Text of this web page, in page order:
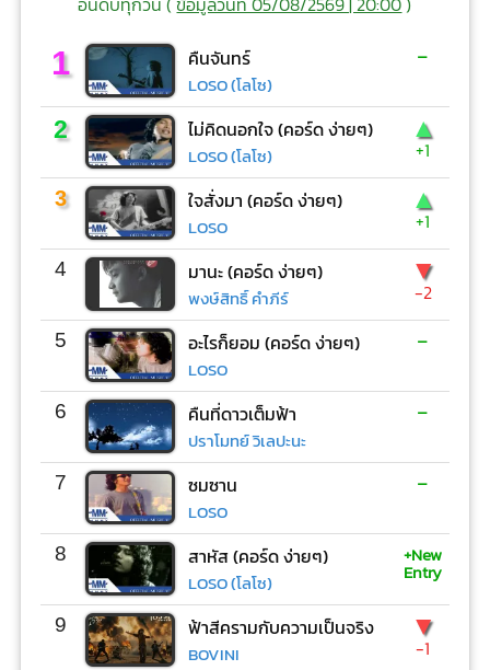
1 คืนจันทร์
LOSO (โลโซ)
-
2 ไม่คิดนอกใจ (คอร์ด ง่ายๆ)
LOSO (โลโซ)
▲
+1
3 ใจสั่งมา (คอร์ด ง่ายๆ)
LOSO
▲
+1
4 มานะ (คอร์ด ง่ายๆ)
พงษ์สิทธิ์ คำภีร์
▼
-2
5 อะไรก็ยอม (คอร์ด ง่ายๆ)
LOSO
-
6 คืนที่ดาวเต็มฟ้า
ปราโมทย์ วิเลปะนะ
-
7 ซมซาน
LOSO
-
8 สาหัส (คอร์ด ง่ายๆ)
LOSO (โลโซ)
+New
Entry
9 ฟ้าสีครามกับความเป็นจริง
BOVINI
▼
-1